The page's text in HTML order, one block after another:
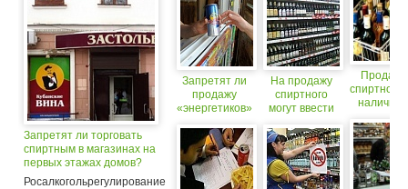
Запретят ли торговать
спиртным в магазинах на
первых этажах домов?
(18+)
Росалкогольрегулирование
Запретят ли
продажу
«энергетиков»
На продажу
спиртного
могут ввести
(18+)
Продажу
спиртного
(18+)